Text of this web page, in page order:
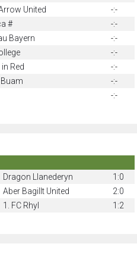
United
-:-
#
-:-
Bayern
-:-
-:-
Red
-:-
-:-
-:-
Dragon Llanederyn
1:0
Aber Bagillt United
2:0
1. FC Rhyl 1:2